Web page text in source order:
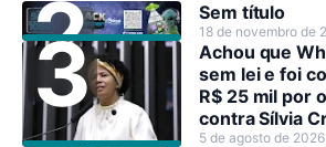
Sem título
18 de novembro de
Achou que
sem lei e foi
R$ 25 mil por
contra Sílvia
5 de agosto de